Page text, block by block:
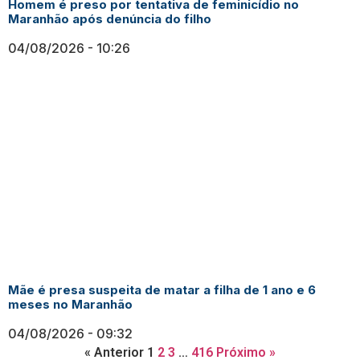
Homem é preso por tentativa de feminicídio no
Maranhão após denúncia do filho
04/08/2026 10:26
Mãe é presa suspeita de matar a filha de 1 ano e 6
meses no Maranhão
04/08/2026 09:32
« Anterior 1 2 3 … 416 Próximo »